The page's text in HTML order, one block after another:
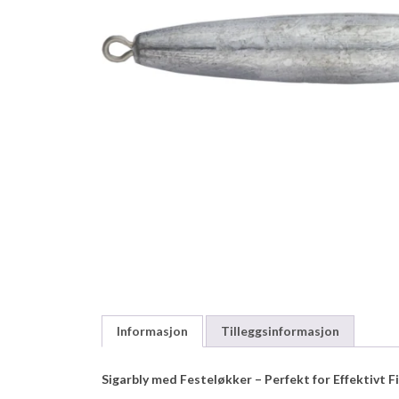
Informasjon Tilleggsinformasjon
Sigarbly med Festeløkker – Perfekt for Effektivt